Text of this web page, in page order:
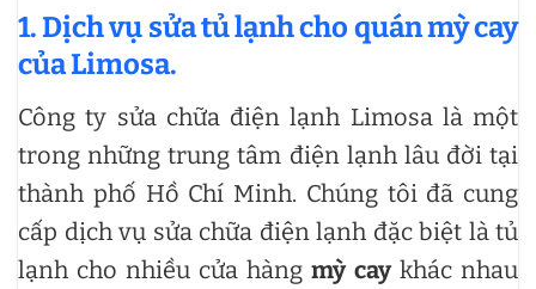
1. Dịch vụ sửa tủ lạnh cho quán mỳ cay
của Limosa.
Công ty sửa chữa điện lạnh Limosa là một
trong những trung tâm điện lạnh lâu đời tại
thành phố Hồ Chí Minh. Chúng tôi đã cung
cấp dịch vụ sửa chữa điện lạnh đặc biệt là tủ
lạnh cho nhiều cửa hàng mỳ caykhác nhau